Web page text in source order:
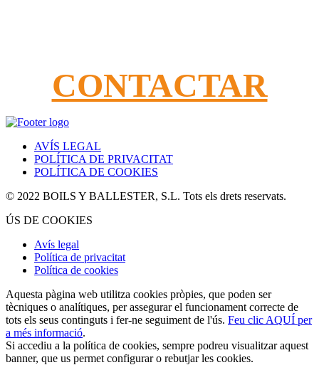
CONTACTAR
AVÍS LEGAL
POLÍTICA DE PRIVACITAT
POLÍTICA DE COOKIES
© 2022 BOILS Y BALLESTER, S.L. Tots els drets reservats.
ÚS DE COOKIES
Avís legal
Política de privacitat
Política de cookies
Aquesta pàgina web utilitza cookies pròpies, que poden ser
tècniques o analítiques, per assegurar el funcionament correcte de
tots els seus continguts i fer-ne seguiment de l'ús. Feu clic AQUÍ per
a més informació.
Si accediu a la política de cookies, sempre podreu visualitzar aquest
banner, que us permet configurar o rebutjar les cookies.